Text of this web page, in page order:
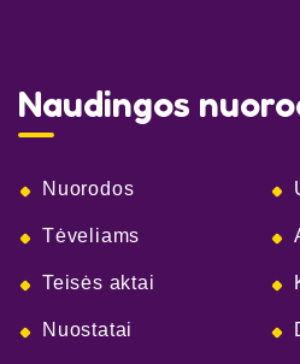
Naudingos
Nuorodos
Tėveliams
Teisės aktai
Nuostatai